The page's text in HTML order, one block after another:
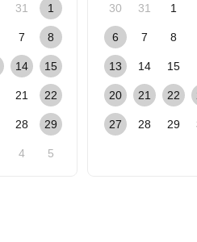
31 1
7 8
14 15
21 22
28 29
4 5
30 31 1
6 7 8
13 14 15
20 21 22
27 28 29